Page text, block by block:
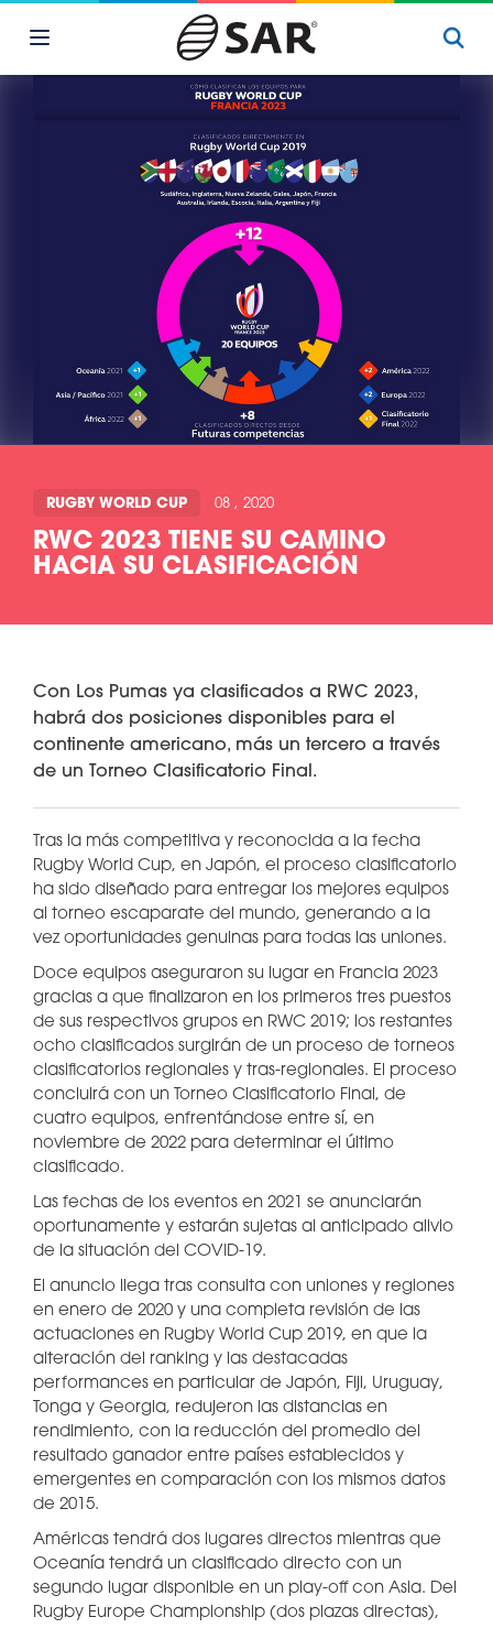
RUGBY WORLD CUP 08 , 2020
RWC 2023 TIENE SU CAMINO
HACIA SU CLASIFICACIÓN
Con Los Pumas ya clasificados a RWC 2023,
habrá dos posiciones disponibles para el
continente americano, más un tercero a través
de un Torneo Clasificatorio Final.
Tras la más competitiva y reconocida a la fecha
Rugby World Cup, en Japón, el proceso clasificatorio
ha sido diseñado para entregar los mejores equipos
al torneo escaparate del mundo, generando a la
vez oportunidades genuinas para todas las uniones.
Doce equipos aseguraron su lugar en Francia 2023
gracias a que finalizaron en los primeros tres puestos
de sus respectivos grupos en RWC 2019; los restantes
ocho clasificados surgirán de un proceso de torneos
clasificatorios regionales y tras-regionales. El proceso
concluirá con un Torneo Clasificatorio Final, de
cuatro equipos, enfrentándose entre sí, en
noviembre de 2022 para determinar el último
clasificado.
Las fechas de los eventos en 2021 se anunciarán
oportunamente y estarán sujetas al anticipado alivio
de la situación del COVID-19.
El anuncio llega tras consulta con uniones y regiones
en enero de 2020 y una completa revisión de las
actuaciones en Rugby World Cup 2019, en que la
alteración del ranking y las destacadas
performances en particular de Japón, Fiji, Uruguay,
Tonga y Georgia, redujeron las distancias en
rendimiento, con la reducción del promedio del
resultado ganador entre países establecidos y
emergentes en comparación con los mismos datos
de 2015.
Américas tendrá dos lugares directos mientras que
Oceanía tendrá un clasificado directo con un
segundo lugar disponible en un play-off con Asia. Del
Rugby Europe Championship (dos plazas directas),